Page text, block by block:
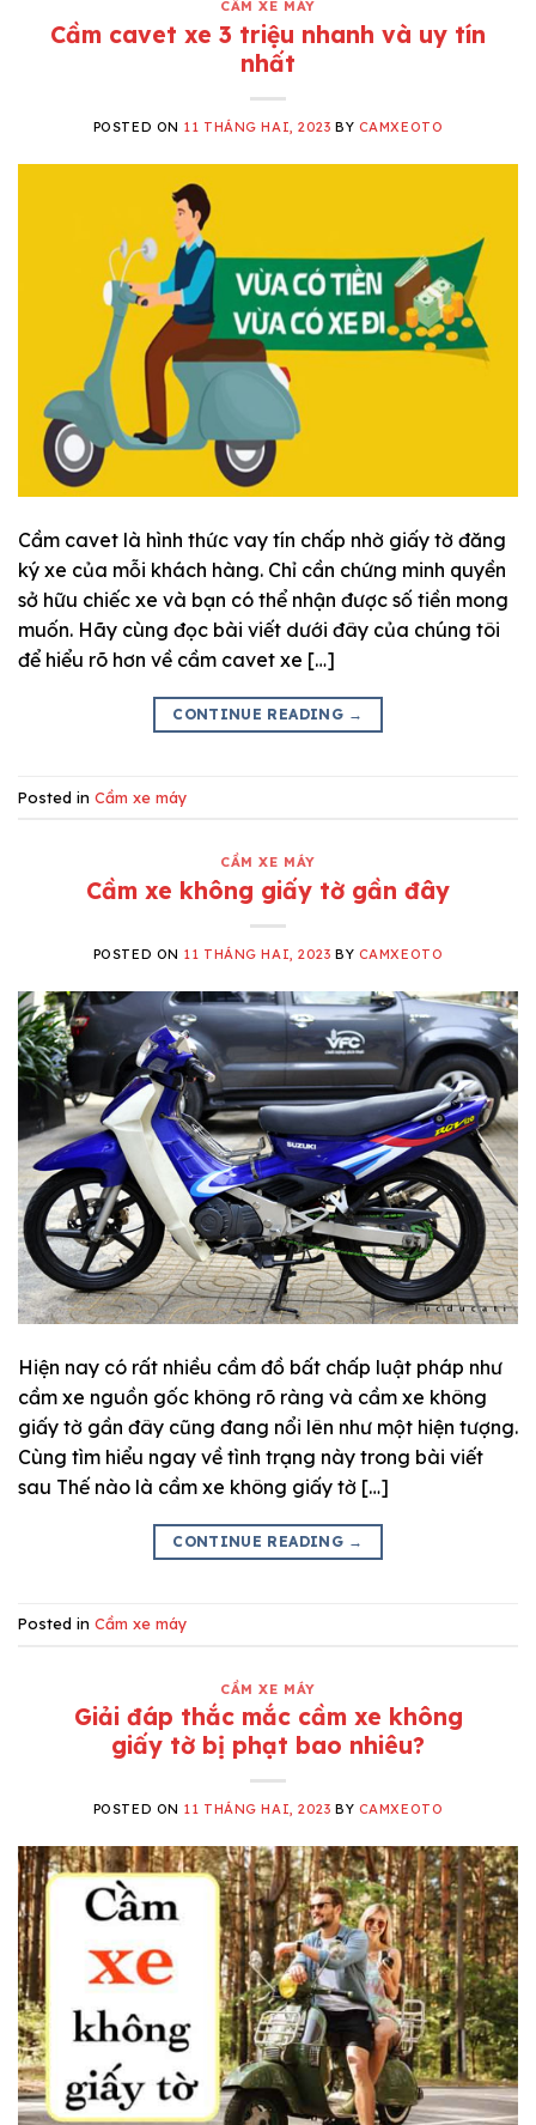
CẦM XE MÁY
Cầm cavet xe 3 triệu nhanh và uy tín
nhất
POSTED ON 11 THÁNG HAI, 2023 BY CAMXEOTO
Cầm cavet là hình thức vay tín chấp nhờ giấy tờ đăng
ký xe của mỗi khách hàng. Chỉ cần chứng minh quyền
sở hữu chiếc xe và bạn có thể nhận được số tiền mong
muốn. Hãy cùng đọc bài viết dưới đây của chúng tôi
để hiểu rõ hơn về cầm cavet xe […]
CONTINUE READING →
Posted in Cầm xe máy
CẦM XE MÁY
Cầm xe không giấy tờ gần đây
POSTED ON 11 THÁNG HAI, 2023 BY CAMXEOTO
Hiện nay có rất nhiều cầm đồ bất chấp luật pháp như
cầm xe nguồn gốc không rõ ràng và cầm xe không
giấy tờ gần đây cũng đang nổi lên như một hiện tượng.
Cùng tìm hiểu ngay về tình trạng này trong bài viết
sau Thế nào là cầm xe không giấy tờ […]
CONTINUE READING →
Posted in Cầm xe máy
CẦM XE MÁY
Giải đáp thắc mắc cầm xe không
giấy tờ bị phạt bao nhiêu?
POSTED ON 11 THÁNG HAI, 2023 BY CAMXEOTO